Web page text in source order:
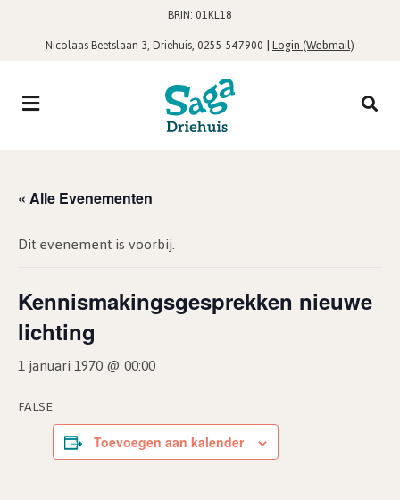
BRIN: 01KL18
Nicolaas Beetslaan 3, Driehuis, 0255-547900 |Login (Webmail)
« Alle Evenementen
Dit evenement is voorbij.
Kennismakingsgesprekken nieuwe
lichting
1 januari 1970 @ 00:00
FALSE
Toevoegen aan kalender